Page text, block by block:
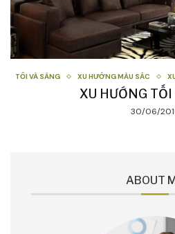
TỐI VÀ SÁNG XU HƯỚNG MÀU SẮC
XU HƯỚNG
30/06/
ABOUT